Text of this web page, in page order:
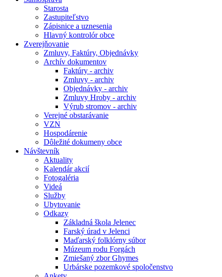
Starosta
Zastupiteľstvo
Zápisnice a uznesenia
Hlavný kontrolór obce
Zverejňovanie
Zmluvy, Faktúry, Objednávky
Archív dokumentov
Faktúry - archiv
Zmluvy - archiv
Objednávky - archiv
Zmluvy Hroby - archiv
Výrub stromov - archiv
Verejné obstarávanie
VZN
Hospodárenie
Dôležité dokumeny obce
Návštevník
Aktuality
Kalendár akcií
Fotogaléria
Videá
Služby
Ubytovanie
Odkazy
Základná škola Jelenec
Farský úrad v Jelenci
Maďarský folklórny súbor
Múzeum rodu Forgách
Zmiešaný zbor Ghymes
Urbárske pozemkové spoločenstvo